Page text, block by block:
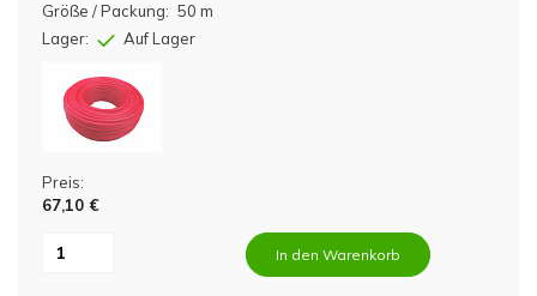
Größe / Packung: 50 m
Lager:
Auf Lager
Preis:
67,10 €
In den Warenkorb